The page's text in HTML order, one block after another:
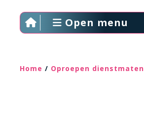
Open menu
Home / Oproepen dienstmaten